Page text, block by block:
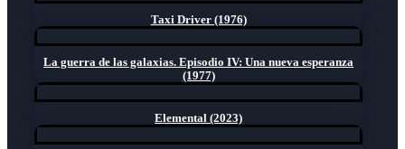
Taxi Driver (1976)
La guerra de las galaxias. Episodio IV: Una nueva esperanza
(1977)
Elemental (2023)